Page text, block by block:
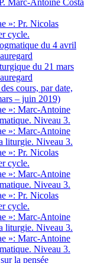
»: Pr. Nicolas
cycle.
du 4 avril
du 21 mars
cours, par date,
– juin 2019)
»: Marc-Antoine
Niveau 3.
»: Marc-Antoine
liturgie. Niveau 3.
»: Pr. Nicolas
cycle.
»: Marc-Antoine
Niveau 3.
»: Pr. Nicolas
cycle.
»: Marc-Antoine
liturgie. Niveau 3.
»: Marc-Antoine
Niveau 3.
la pensée